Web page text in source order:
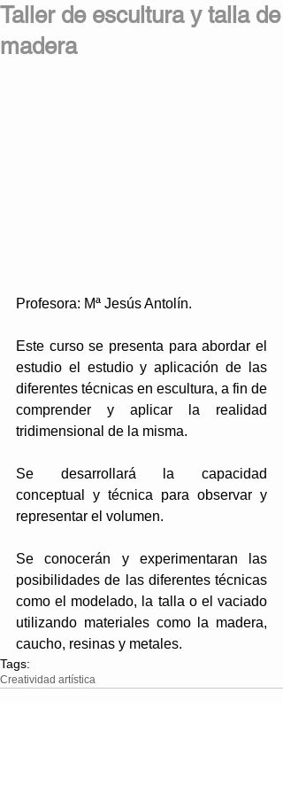
Taller de escultura y talla de
madera
Profesora: Mª Jesús Antolín.
Este curso se presenta para abordar el
estudio el estudio y aplicación de las
diferentes técnicas en escultura, a fin de
comprender y aplicar la realidad
tridimensional de la misma.
Se desarrollará la capacidad
conceptual y técnica para observar y
representar el volumen.
Se conocerán y experimentaran las
posibilidades de las diferentes técnicas
como el modelado, la talla o el vaciado
utilizando materiales como la madera,
caucho, resinas y metales.
Tags:
Creatividad artística